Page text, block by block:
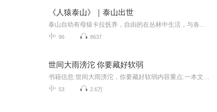
《人猿泰山》｜泰山出世
96 8637
世间大雨滂沱 你要藏好软弱
53 2.6万